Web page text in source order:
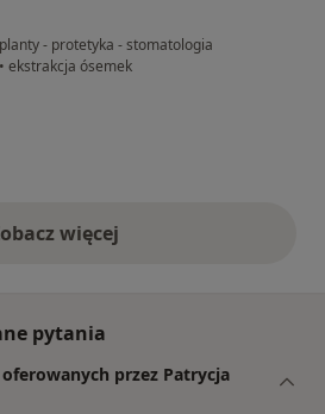
- protetyka - stomatologia
• ekstrakcja ósemek
więcej
opinie powyżej
pytania
przez Patrycja